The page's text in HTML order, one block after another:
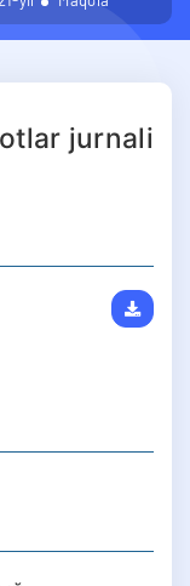
jurnali